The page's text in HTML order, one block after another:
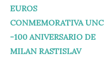
EUROS
CONMEMORATIVA UNC
-100 ANIVERSARIO DE
MILAN RASTISLAV